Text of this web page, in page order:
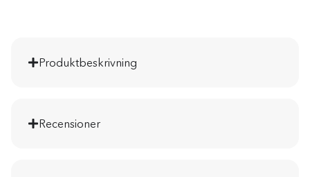
Produktbeskrivning
Recensioner